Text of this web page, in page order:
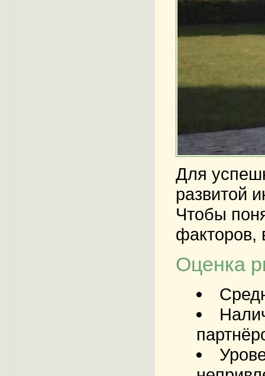
Для
развитой
Чтобы
факторов,
Оценка